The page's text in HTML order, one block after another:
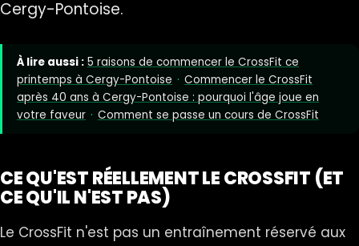
Cergy-Pontoise.
À lire aussi : 5 raisons de commencer le CrossFit ce
printemps à Cergy-Pontoise · Commencer le CrossFit
après 40 ans à Cergy-Pontoise : pourquoi l'âge joue en
votre faveur · Comment se passe un cours de CrossFit
CE QU'EST RÉELLEMENT LE CROSSFIT (ET
CE QU'IL N'EST PAS)
Le CrossFit n'est pas un entraînement réservé aux